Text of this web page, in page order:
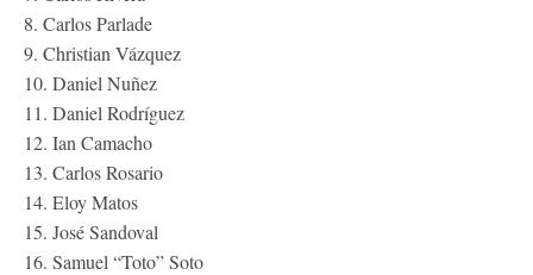
8. Carlos Parlade
9. Christian Vázquez
10. Daniel Nuñez
11. Daniel Rodríguez
12. Ian Camacho
13. Carlos Rosario
14. Eloy Matos
15. José Sandoval
16. Samuel “Toto” Soto